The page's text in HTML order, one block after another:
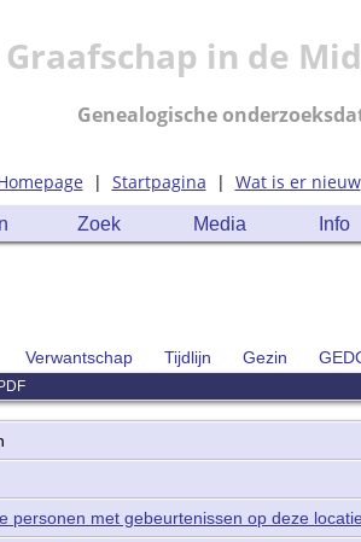
Graafschap in de
Genealogische
| Startpagina | Wat is er nieuw
Zoek Media Info
Verwantschap Tijdlijn Gezin